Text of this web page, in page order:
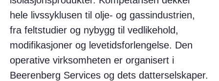
hele livssyklusen til olje- og gassindustrien,
fra feltstudier og nybygg til vedlikehold,
modifikasjoner og levetidsforlengelse. Den
operative virksomheten er organisert i
Beerenberg Services og dets datterselskaper.